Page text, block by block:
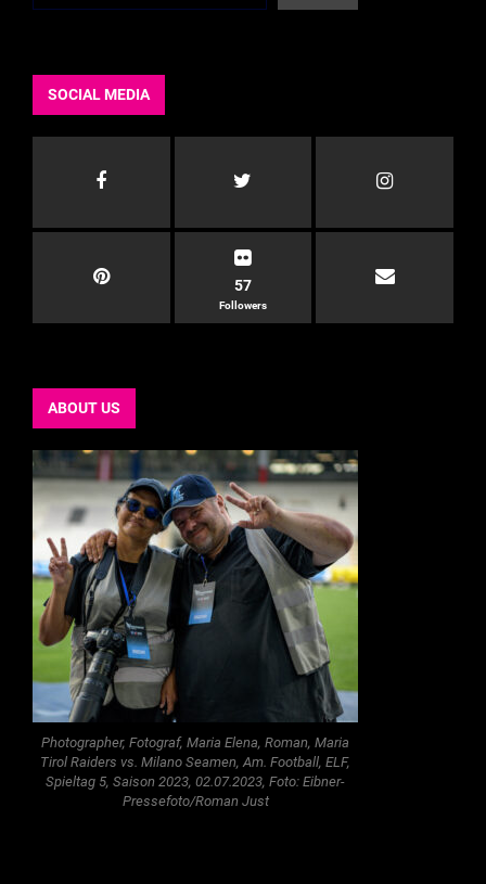
SOCIAL MEDIA
57
Followers
ABOUT US
Photographer, Fotograf, Maria Elena, Roman, Maria
Tirol Raiders vs. Milano Seamen, Am. Football, ELF,
Spieltag 5, Saison 2023, 02.07.2023, Foto: Eibner-
Pressefoto/Roman Just